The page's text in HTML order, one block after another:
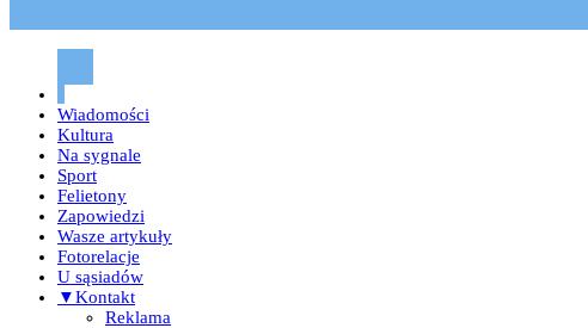
Codziennik mławski – Mława
Wiadomości
Kultura
Na sygnale
Sport
Felietony
Zapowiedzi
Wasze artykuły
Fotorelacje
U sąsiadów
▼Kontakt
Reklama